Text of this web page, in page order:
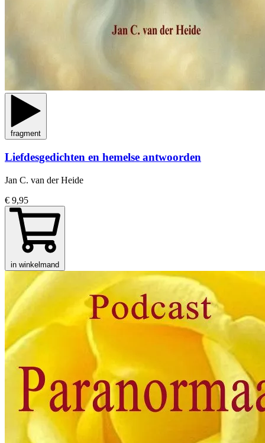
fragment
Liefdesgedichten en hemelse antwoorden
Jan C. van der Heide
€ 9,95
in winkelmand